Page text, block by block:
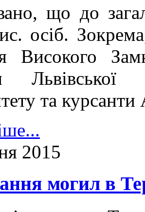
що до
осіб.
Високого
Львівської
та
2015
могил в